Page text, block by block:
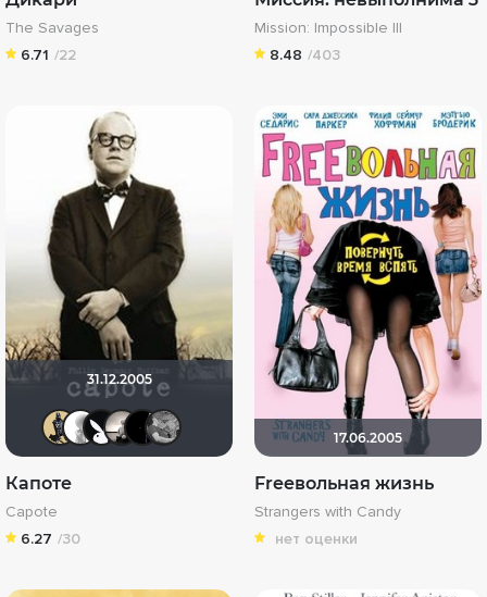
The Savages
6.71 /22
Mission: Impossible III
8.48 /403
31.12.2005
Derbish
~ Aleksandr ~
Lost Causes
Рижанка
Констан
muoleg
Капоте
Capote
6.27 /30
17.06.2005
Freeвольная жизнь
Strangers with Candy
нет оценки